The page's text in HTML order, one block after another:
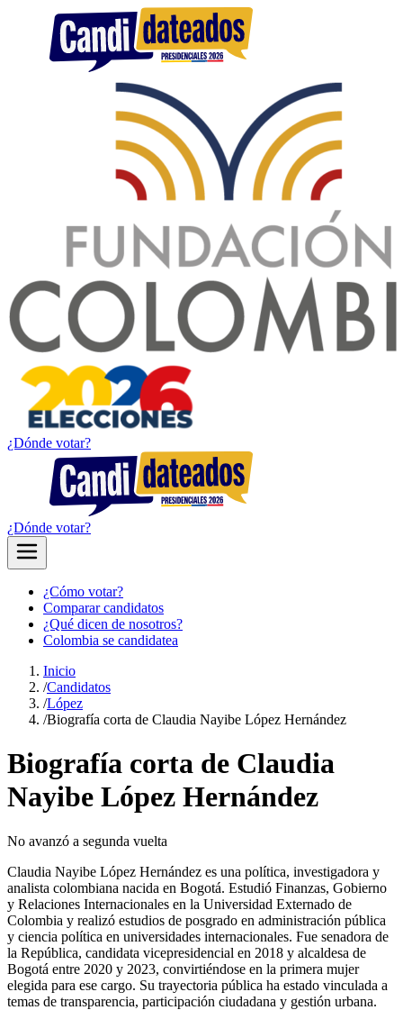
¿Dónde votar?
¿Dónde votar?
¿Cómo votar?
Comparar candidatos
¿Qué dicen de nosotros?
Colombia se candidatea
Inicio
/Candidatos
/López
/Biografía corta de Claudia Nayibe López Hernández
Biografía corta de Claudia
Nayibe López Hernández
No avanzó a segunda vuelta
Claudia Nayibe López Hernández es una política, investigadora y
analista colombiana nacida en Bogotá. Estudió Finanzas, Gobierno
y Relaciones Internacionales en la Universidad Externado de
Colombia y realizó estudios de posgrado en administración pública
y ciencia política en universidades internacionales. Fue senadora de
la República, candidata vicepresidencial en 2018 y alcaldesa de
Bogotá entre 2020 y 2023, convirtiéndose en la primera mujer
elegida para ese cargo. Su trayectoria pública ha estado vinculada a
temas de transparencia, participación ciudadana y gestión urbana.